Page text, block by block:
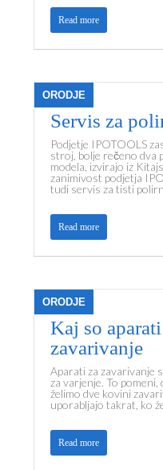
Read more
ORODJE
Servis za
Podjetje IPOTOOLS
stroj, bolje rečeno dva
modela, izvirajo iz
zanimivost podjetja
tudi servis za tisti
Read more
ORODJE
Kaj so
zavarivanje
Aparati za zavarivanje
za varjenje. To
želimo dve kovini
uporabljajo takrat, ko
Read more